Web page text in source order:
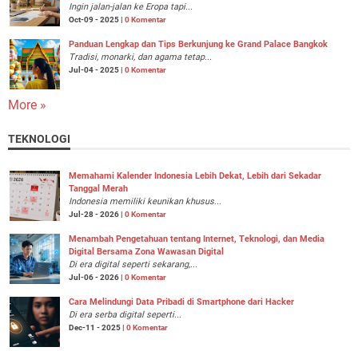
Ingin jalan-jalan ke Eropa tapi...
Oct-09 - 2025 | 0 Komentar
Panduan Lengkap dan Tips Berkunjung ke Grand Palace Bangkok
Tradisi, monarki, dan agama tetap...
Jul-04 - 2025 | 0 Komentar
More »
TEKNOLOGI
Memahami Kalender Indonesia Lebih Dekat, Lebih dari Sekadar
Tanggal Merah
Indonesia memiliki keunikan khusus...
Jul-28 - 2026 | 0 Komentar
Menambah Pengetahuan tentang Internet, Teknologi, dan Media
Digital Bersama Zona Wawasan Digital
Di era digital seperti sekarang,...
Jul-06 - 2026 | 0 Komentar
Cara Melindungi Data Pribadi di Smartphone dari Hacker
Di era serba digital seperti...
Dec-11 - 2025 | 0 Komentar